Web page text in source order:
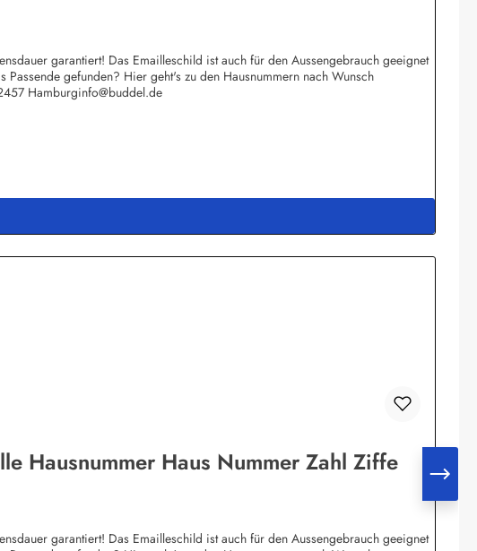
garantiert! Das Emailleschild ist auch für den Aussengebrauch geeignet
gefunden? Hier geht's zu den Hausnummern nach Wunsch
Hamburginfo@buddel.de
Hausnummer Haus Nummer Zahl Ziffe
garantiert! Das Emailleschild ist auch für den Aussengebrauch geeignet